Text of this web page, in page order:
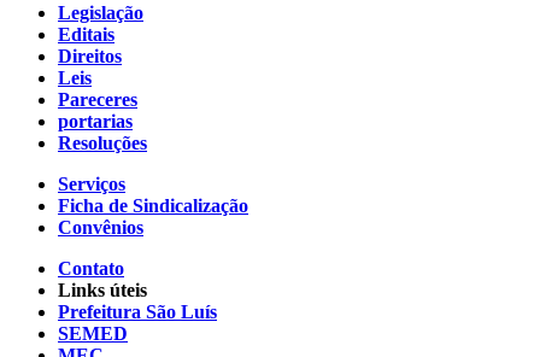
Legislação
Editais
Direitos
Leis
Pareceres
portarias
Resoluções
Serviços
Ficha de Sindicalização
Convênios
Contato
Links úteis
Prefeitura São Luís
SEMED